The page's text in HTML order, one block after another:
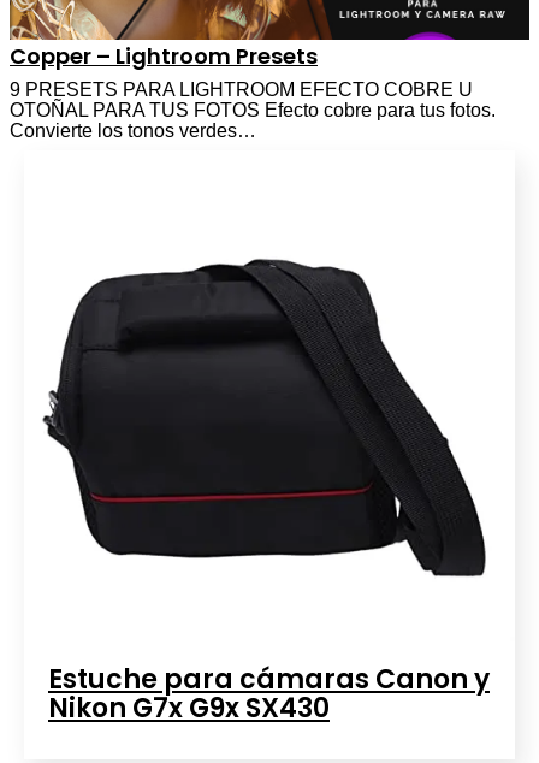
Copper – Lightroom Presets
9 PRESETS PARA LIGHTROOM EFECTO COBRE U
OTOÑAL PARA TUS FOTOS Efecto cobre para tus fotos.
Convierte los tonos verdes…
Estuche para cámaras Canon y
Nikon G7x G9x SX430